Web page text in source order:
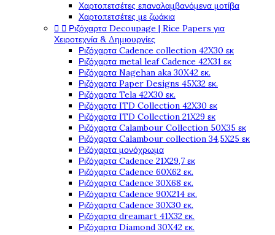
Χαρτοπετσέτες επαναλαμβανόμενα μοτίβα
Χαρτοπετσέτες με ζωάκια
  Ριζόχαρτα Decoupage | Rice Papers για
Χειροτεχνία & Δημιουργίες
Ριζόχαρτα Cadence collection 42X30 εκ
Ριζόχαρτα metal leaf Cadence 42X31 εκ
Ριζόχαρτα Nagehan aka 30X42 εκ.
Ριζόχαρτα Paper Designs 45X32 εκ.
Ριζόχαρτα Tela 42Χ30 εκ.
Ριζόχαρτα ITD Collection 42X30 εκ
Ριζόχαρτα ITD Collection 21X29 εκ
Ριζόχαρτα Calambour Collection 50X35 εκ
Ριζόχαρτα Calambour collection 34,5X25 εκ
Ριζόχαρτα μονόχρωμα
Ριζόχαρτα Cadence 21Χ29,7 εκ
Ριζόχαρτα Cadence 60X62 εκ.
Ριζόχαρτα Cadence 30X68 εκ.
Ριζόχαρτα Cadence 90X214 εκ.
Ριζόχαρτα Cadence 30X30 εκ.
Ριζόχαρτα dreamart 41X32 εκ.
Ριζόχαρτα Diamond 30X42 εκ.